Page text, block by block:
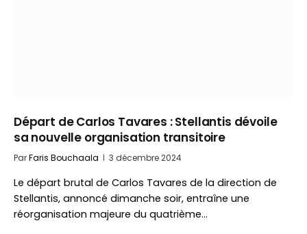
Départ de Carlos Tavares : Stellantis dévoile
sa nouvelle organisation transitoire
ParFaris Bouchaala 3 décembre 2024
Le départ brutal de Carlos Tavares de la direction de
Stellantis, annoncé dimanche soir, entraîne une
réorganisation majeure du quatrième…